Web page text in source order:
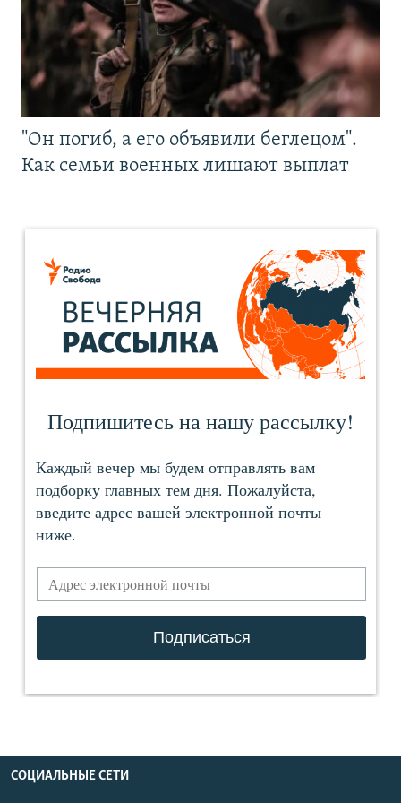
"Он погиб, а его объявили беглецом".
Как семьи военных лишают выплат
СОЦИАЛЬНЫЕ СЕТИ